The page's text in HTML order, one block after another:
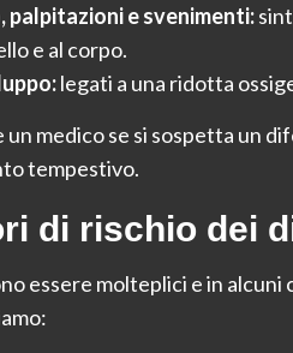
e svenimenti:
e al corpo.
legati a una ridotta
medico se si sospetta un
tempestivo.
di rischio dei
essere molteplici e in